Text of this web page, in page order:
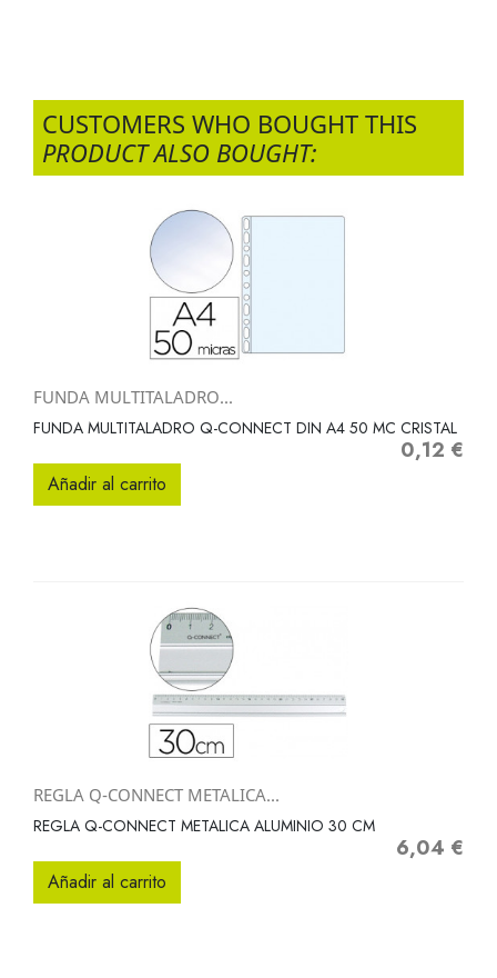
CUSTOMERS WHO BOUGHT THIS
PRODUCT ALSO BOUGHT:
FUNDA MULTITALADRO...
FUNDA MULTITALADRO Q-CONNECT DIN A4 50 MC CRISTAL
Precio
0,12 €
Añadir al carrito
REGLA Q-CONNECT METALICA...
REGLA Q-CONNECT METALICA ALUMINIO 30 CM
Precio
6,04 €
Añadir al carrito